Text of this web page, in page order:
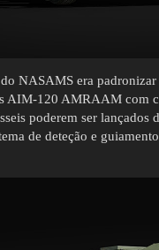
NASAMS era
AIM-120 AMRAAM com
poderem ser
de deteção e